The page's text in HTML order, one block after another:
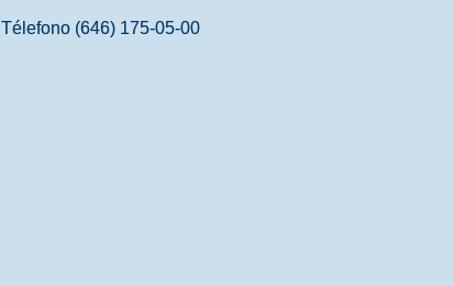
Télefono (646) 175-05-00